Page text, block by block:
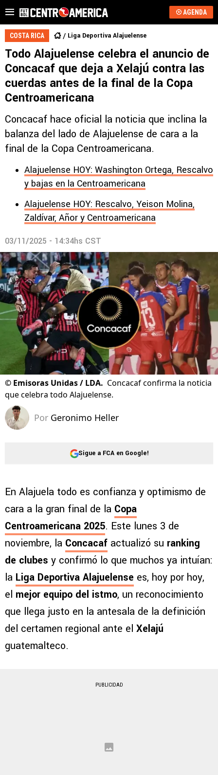
AGENDA
COSTA RICA Liga Deportiva Alajuelense
Todo Alajuelense celebra el anuncio de
Concacaf que deja a Xelajú contra las
cuerdas antes de la final de la Copa
Centroamericana
Concacaf hace oficial la noticia que inclina la
balanza del lado de Alajuelense de cara a la
final de la Copa Centroamericana.
Alajuelense HOY: Washington Ortega, Rescalvo
y bajas en la Centroamericana
Alajuelense HOY: Rescalvo, Yeison Molina,
Zaldívar, Añor y Centroamericana
03/11/2025 - 14:34hs CST
© Emisoras Unidas / LDA. Concacaf confirma la noticia
que celebra todo Alajuelense.
Por Geronimo Heller
Sigue a FCA en Google!
En Alajuela todo es confianza y optimismo de
cara a la gran final de la Copa
Centroamericana 2025. Este lunes 3 de
noviembre, la Concacaf actualizó su ranking
de clubes y confirmó lo que muchos ya intuían:
la Liga Deportiva Alajuelense es, hoy por hoy,
el mejor equipo del istmo, un reconocimiento
que llega justo en la antesala de la definición
del certamen regional ante el Xelajú
guatemalteco.
PUBLICIDAD